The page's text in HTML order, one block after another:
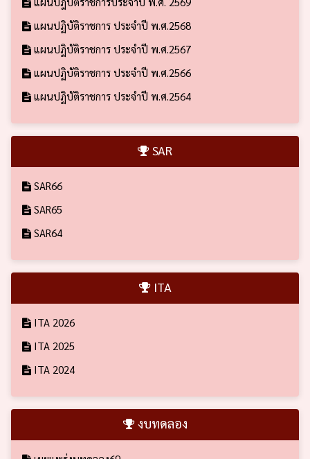
แผนปฏิบัติราชการ ประจำปี พ.ศ.2568
แผนปฏิบัติราชการ ประจำปี พ.ศ.2567
แผนปฏิบัติราชการ ประจำปี พ.ศ.2566
แผนปฏิบัติราชการ ประจำปี พ.ศ.2564
SAR
SAR66
SAR65
SAR64
ITA
ITA 2026
ITA 2025
ITA 2024
งบทดลอง